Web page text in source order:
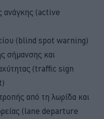
ανάγκης (active
(blind spot warning)
σήμανσης και
(traffic sign
από τη λωρίδα και
(lane departure